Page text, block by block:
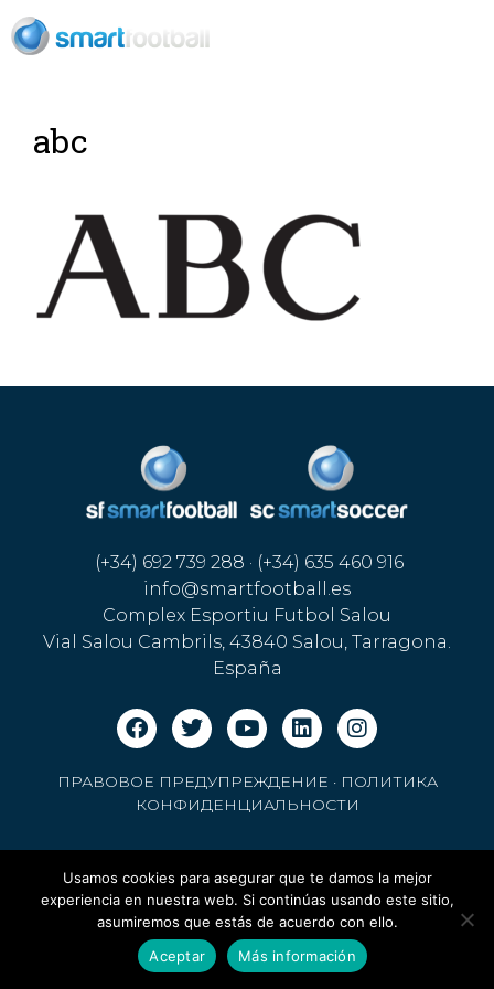
abc
(+34) 692 739 288 · (+34) 635 460 916
info@smartfootball.es
Complex Esportiu Futbol Salou
Vial Salou Cambrils, 43840 Salou, Tarragona.
España
ПРАВОВОЕ ПРЕДУПРЕЖДЕНИЕ · ПОЛИТИКА
КОНФИДЕНЦИАЛЬНОСТИ
Usamos cookies para asegurar que te damos la mejor
experiencia en nuestra web. Si continúas usando este sitio,
asumiremos que estás de acuerdo con ello.
Aceptar
Más información